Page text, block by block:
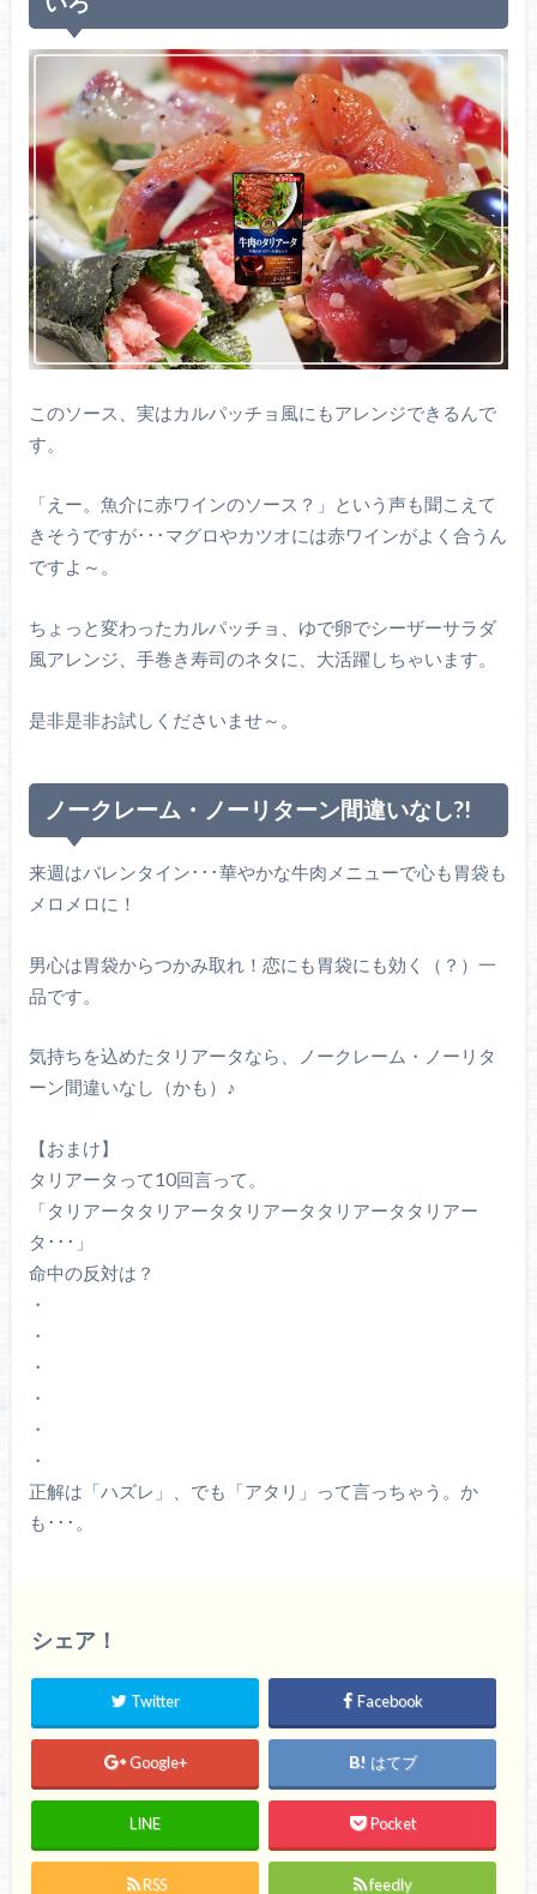
このソース、実はカルパッチョ風にもアレンジできるんで
す。
「えー。魚介に赤ワインのソース？」という声も聞こえて
きそうですが･･･マグロやカツオには赤ワインがよく合うん
ですよ～。
ちょっと変わったカルパッチョ、ゆで卵でシーザーサラダ
風アレンジ、手巻き寿司のネタに、大活躍しちゃいます。
是非是非お試しくださいませ～。
ノークレーム・ノーリターン間違いなし?!
来週はバレンタイン･･･華やかな牛肉メニューで心も胃袋も
メロメロに！
男心は胃袋からつかみ取れ！恋にも胃袋にも効く（？）一
品です。
気持ちを込めたタリアータなら、ノークレーム・ノーリタ
ーン間違いなし（かも）♪
【おまけ】
タリアータって10回言って。
「タリアータタリアータタリアータタリアータタリアー
タ･･･」
命中の反対は？
・
・
・
・
・
・
正解は「ハズレ」、でも「アタリ」って言っちゃう。か
も･･･。
シェア！
Twitter Facebook
Google+ はてブ
LINE Pocket
RSS feedly